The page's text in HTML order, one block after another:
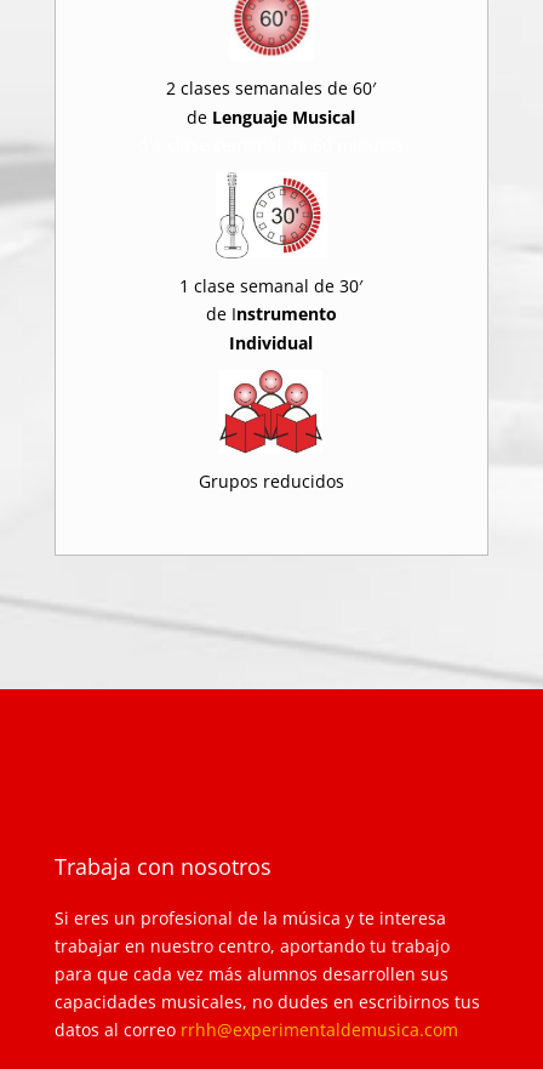
2 clases semanales de 60′
de Lenguaje Musical
1 clase semanal de 30′
de Instrumento
Individual
Grupos reducidos
Trabaja con nosotros
Si eres un profesional de la música y te interesa
trabajar en nuestro centro, aportando tu trabajo
para que cada vez más alumnos desarrollen sus
capacidades musicales, no dudes en escribirnos tus
datos al correo rrhh@experimentaldemusica.com